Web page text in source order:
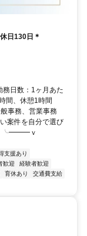
日130日＊
務日数：1ヶ月あた
間、休憩1時間
事務、営業事務
を自分で選び
… ╰━━━ｖ
支援あり
歓迎
経験者歓迎
育休あり
交通費支給